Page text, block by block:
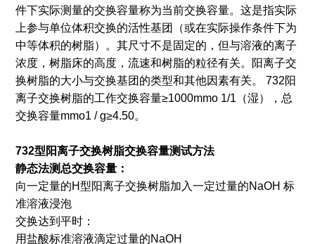
件下实际测量的交换容量称为当前交换容量。这是指实际
上参与单位体积交换的活性基团（或在实际操作条件下为
中等体积的树脂）。其尺寸不是固定的，但与溶液的离子
浓度，树脂床的高度，流速和树脂的粒径有关。阳离子交
换树脂的大小与交换基团的类型和其他因素有关。 732阳
离子交换树脂的工作交换容量≥1000mmo 1/1（湿），总
交换容量mmo1 / g≥4.50。
732型阳离子交换树脂交换容量测试方法
静态法测总交换容量：
向一定量的H型阳离子交换树脂加入一定过量的NaOH 标
准溶液浸泡
交换达到平时：
用盐酸标准溶液滴定过量的NaOH